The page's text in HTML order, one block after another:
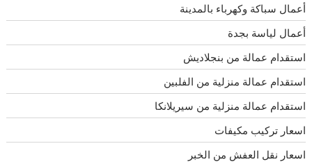
أعمال سباكة وكهرباء بالمدينة
أعمال لياسة بجدة
استقدام عمالة من بنجلاديش
استقدام عمالة منزلية من الفلبين
استقدام عمالة منزلية من سيريلانكا
اسعار تركيب مكيفات
اسعار نقل العفش من الخبر